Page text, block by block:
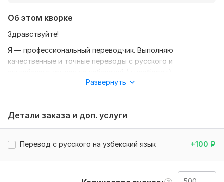
Об этом кворке
Здравствуйте!
Я — профессиональный переводчик. Выполняю
качественные и точные переводы с русского и
Документы и инструкции
Видеосубтитры
Интерфейсы приложений (UI)
Развернуть
Детали заказа и доп. услуги
Перевод с русского на узбекский язык +100 ₽